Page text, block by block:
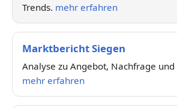
Trends. mehr erfahren
Marktbericht Siegen
Analyse zu Angebot, Nachfrage
mehr erfahren